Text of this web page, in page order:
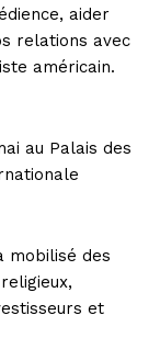
aider
relations avec
américain.
au Palais des
mobilisé des
et